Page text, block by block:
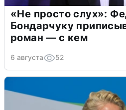
«Не просто слух»:
Бондарчуку
роман — с кем
6 августа 52